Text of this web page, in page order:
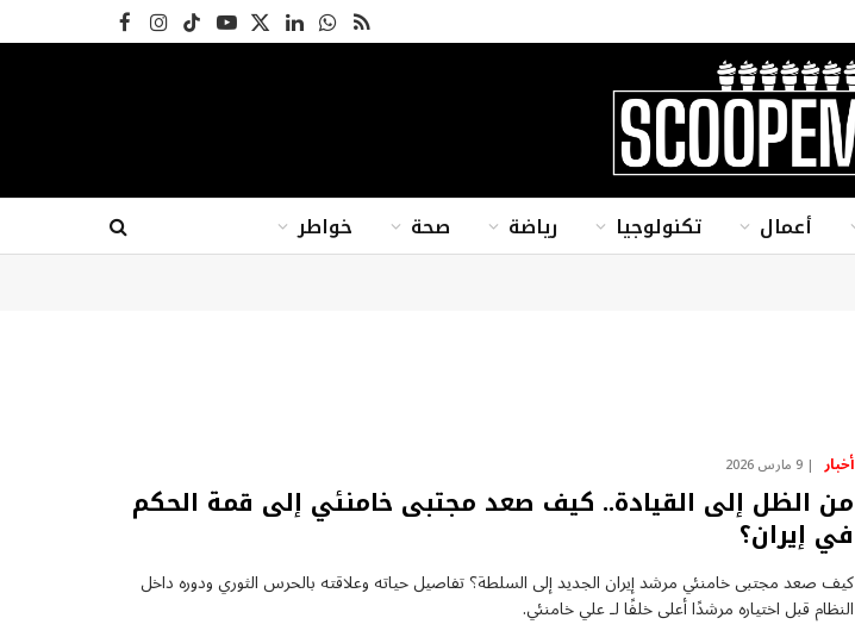
RSSواتسابلينكدإن
X يوتيوبتيكتوكالانستغرامفيسبوك
أعمال تكنولوجيا رياضة صحة خواطر
أخبار 9 مارس 2026
من الظل إلى القيادة.. كيف صعد مجتبى خامنئي إلى قمة الحكم
في إيران؟
كيف صعد مجتبى خامنئي مرشد إيران الجديد إلى السلطة؟ تفاصيل حياته وعلاقته بالحرس الثوري ودوره داخل
النظام قبل اختياره مرشدًا أعلى خلفًا لـ علي خامنئي.